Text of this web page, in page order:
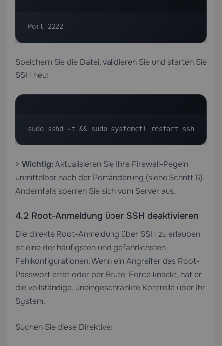
Port 2222
Speichern Sie die Datei, validieren Sie und starten Sie
SSH neu:
sudo sshd -t && sudo systemctl restart ssh
> Wichtig:Aktualisieren Sie Ihre Firewall-Regeln
unmittelbar nach der Portänderung (siehe Schritt 6).
Andernfalls sperren Sie sich vom Server aus.
4.2 Root-Anmeldung über SSH deaktivieren
Die direkte Root-Anmeldung über SSH zu erlauben
ist eine der häufigsten und gefährlichsten
Fehlkonfigurationen. Wenn ein Angreifer das Root-
Passwort errät oder per Brute-Force knackt, hat er
die vollständige, uneingeschränkte Kontrolle über Ihr
System.
Suchen Sie diese Direktive: